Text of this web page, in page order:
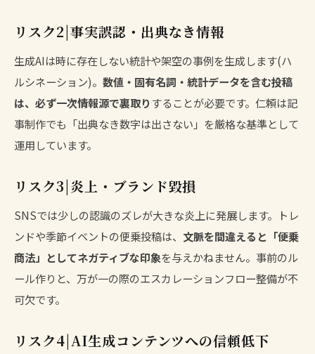
リスク2|事実誤認・出典なき情報
生成AIは時に存在しない統計や架空の事例を生成します(ハ
ルシネーション)。 数値・固有名詞・統計データを含む投稿
は、必ず一次情報源で裏取り することが必要です。仁頼は記
事制作でも「出典なき数字は出さない」を厳格な基準として
運用しています。
リスク3|炎上・ブランド毀損
SNSでは少しの認識のズレが大きな炎上に発展します。トレ
ンドや季節イベントの便乗投稿は、 文脈を間違えると「便乗
商法」としてネガティブな印象を与えかねません。事前のル
ール作りと、万が一の際のエスカレーションフロー整備が不
可欠です。
リスク4|AI生成コンテンツへの信頼低下